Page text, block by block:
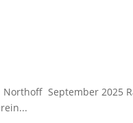
September 2025